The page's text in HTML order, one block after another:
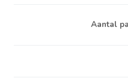
Aantal